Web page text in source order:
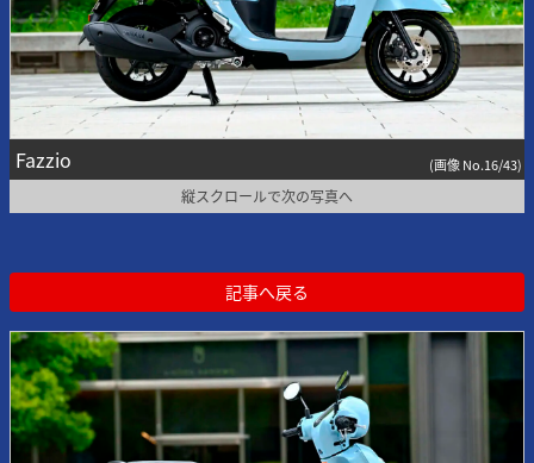
Fazzio (画像 No.16/43)
縦スクロールで次の写真へ
記事へ戻る